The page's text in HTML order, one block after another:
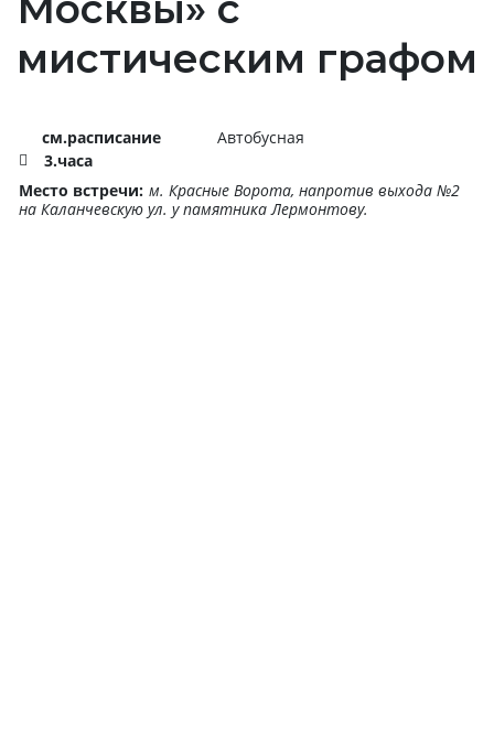
мистическим графом
см.расписание
Автобусная
3.часа
Место встречи: м. Красные Ворота, напротив выхода №2
на Каланчевскую ул. у памятника Лермонтову.